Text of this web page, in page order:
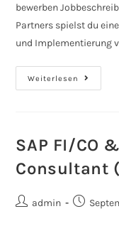
bewerben
Partners spielst du
und Implementierung
Weiterlesen
SAP FI/CO
Consultant
admin